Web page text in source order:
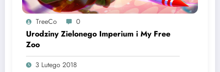
TreeCo 0
Urodziny Zielonego Imperium i My Free
Zoo
3 Lutego 2018